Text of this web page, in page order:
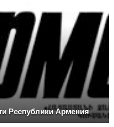
Республики Армения